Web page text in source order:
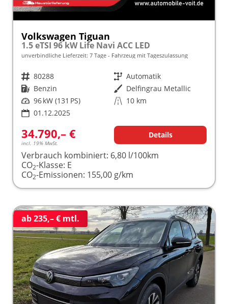
Volkswagen Tiguan
1.5 eTSI 96 kW Life Navi ACC LED
unverbindliche Lieferzeit: 7 Tage Fahrzeug mit Tageszulassung
Fahrzeugnr. 80288 Getriebe Automatik
Kraftstoff Benzin Außenfarbe Delfingrau Metallic
Leistung 96 kW (131 PS) Kilometerstand 10 km
01.12.2025
34.790,– €
incl. 19% MwSt.
Details
Verbrauch kombiniert: 6,80 l/100km
CO2-Klasse: E
CO2-Emissionen: 155,00 g/km
ab 235,– € mtl.